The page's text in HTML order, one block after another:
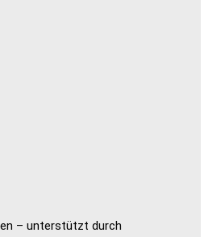
– unterstützt durch